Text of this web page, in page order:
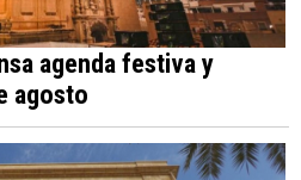
agenda festiva y
agosto